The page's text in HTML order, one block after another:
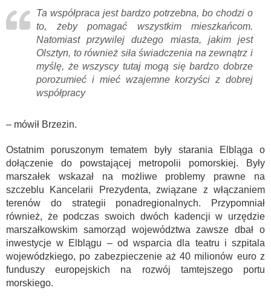
Ta współpraca jest bardzo potrzebna, bo chodzi o
to, żeby pomagać wszystkim mieszkańcom.
Natomiast przywilej dużego miasta, jakim jest
Olsztyn, to również siła świadczenia na zewnątrz i
myślę, że wszyscy tutaj mogą się bardzo dobrze
porozumieć i mieć wzajemne korzyści z dobrej
współpracy
– mówił Brzezin.
Ostatnim poruszonym tematem były starania Elbląga o
dołączenie do powstającej metropolii pomorskiej. Były
marszałek wskazał na możliwe problemy prawne na
szczeblu Kancelarii Prezydenta, związane z włączaniem
terenów do strategii ponadregionalnych. Przypomniał
również, że podczas swoich dwóch kadencji w urzędzie
marszałkowskim samorząd województwa zawsze dbał o
inwestycje w Elblągu – od wsparcia dla teatru i szpitala
wojewódzkiego, po zabezpieczenie aż 40 milionów euro z
funduszy europejskich na rozwój tamtejszego portu
morskiego.